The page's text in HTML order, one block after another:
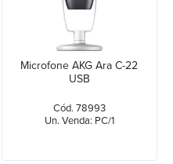
Microfone AKG Ara C-22
USB
Cód. 78993
Un. Venda: PC/1